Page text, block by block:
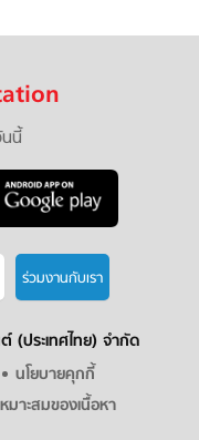
นี้
ร่วมงานกับเรา
(ประเทศไทย) จำกัด
นโยบายคุกกี้
มาะสมของเนื้อหา